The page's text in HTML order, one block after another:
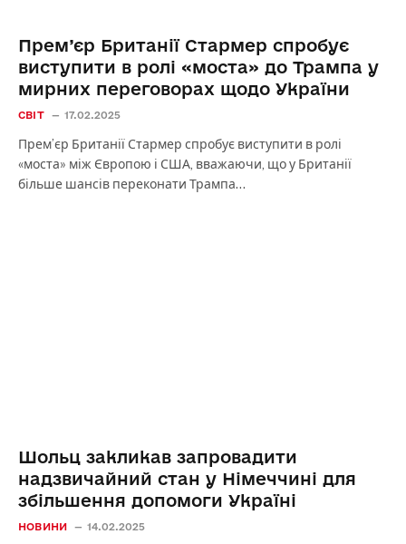
Прем’єр Британії Стармер спробує
виступити в ролі «моста» до Трампа у
мирних переговорах щодо України
СВІТ 17.02.2025
Прем’єр Британії Стармер спробує виступити в ролі
«моста» між Європою і США, вважаючи, що у Британії
більше шансів переконати Трампа…
Шольц закликав запровадити
надзвичайний стан у Німеччині для
збільшення допомоги Україні
НОВИНИ 14.02.2025